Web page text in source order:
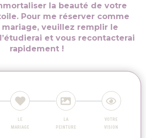
la beauté de votre
Pour me réserver comme
veuillez remplir le
et vous recontacterai
rapidement !
LE
MARIAGE
LA
PEINTURE
VOTRE
VISION